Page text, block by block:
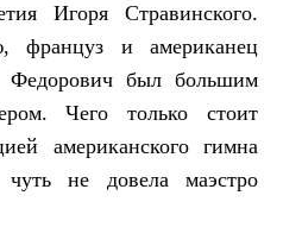
Игоря Стравинского.
француз и американец
Федорович был большим
Чего только стоит
американского гимна
не довела маэстро